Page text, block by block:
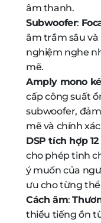
âm thanh.
Subwoofer:
âm trầm sâu
nghiệm nghe
mẽ.
Amply mono
cấp công suất
subwoofer,
mẽ và chính
DSP tích hợp
cho phép tinh
ý muốn của
ưu cho từng thể
Cách âm:
thiểu tiếng ồn